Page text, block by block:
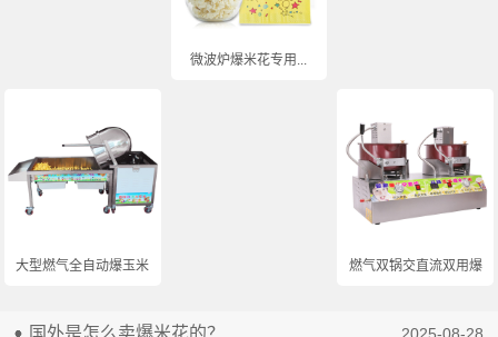
微波炉爆米花专用...
大型燃气全自动爆玉米... 燃气双锅交直流双用爆...
国外是怎么卖爆米花的？